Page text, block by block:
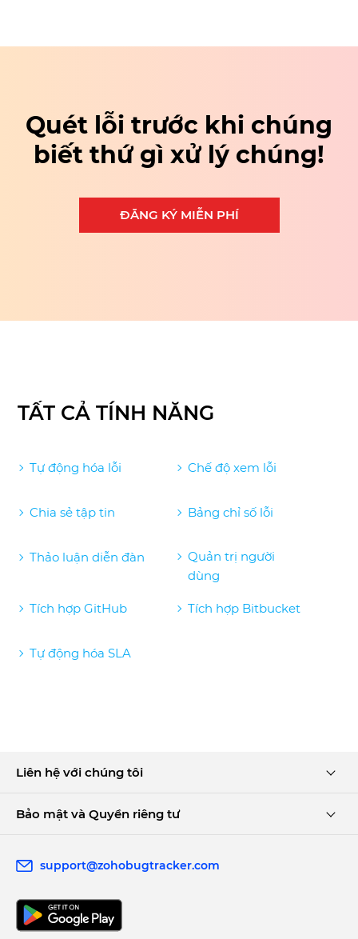
Quét lỗi trước khi chúng
biết thứ gì xử lý chúng!
ĐĂNG KÝ MIỄN PHÍ
TẤT CẢ TÍNH NĂNG
Tự động hóa lỗi Chế độ xem lỗi
Chia sẻ tập tin Bảng chỉ số lỗi
Thảo luận diễn đàn
Quản trị người
dùng
Tích hợp GitHub Tích hợp Bitbucket
Tự động hóa SLA
Liên hệ với chúng tôi
Bảo mật và Quyền riêng tư
support@zohobugtracker.com